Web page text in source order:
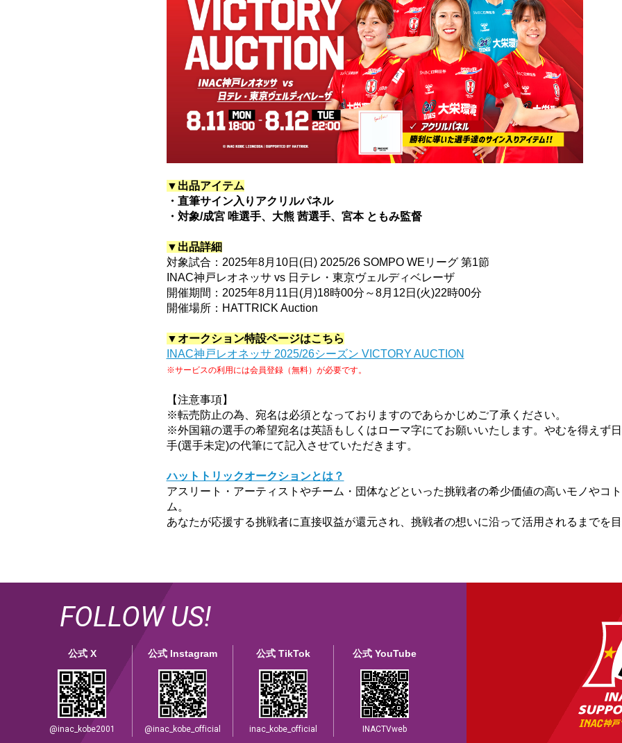
▼出品アイテム
・直筆サイン入りアクリルパネル
・対象/成宮 唯選手、大熊 茜選手、宮本 ともみ監督
▼出品詳細
対象試合：2025年8月10日(日) 2025/26 SOMPO WEリーグ 第1節
INAC神戸レオネッサ vs 日テレ・東京ヴェルディベレーザ
開催期間：2025年8月11日(月)18時00分～8月12日(火)22時00分
開催場所：HATTRICK Auction
▼オークション特設ページはこちら
INAC神戸レオネッサ 2025/26シーズン VICTORY AUCTION
※サービスの利用には会員登録（無料）が必要です。
【注意事項】
※転売防止の為、宛名は必須となっておりますのであらかじめご了承ください。
※外国籍の選手の希望宛名は英語もしくはローマ字にてお願いいたします。やむを得えず
手(選手未定)の代筆にて記入させていただきます。
ハットトリックオークションとは？
アスリート・アーティストやチーム・団体などといった挑戦者の希少価値の高いモノやコ
ム。
あなたが応援する挑戦者に直接収益が還元され、挑戦者の想いに沿って活用されるまでを目
FOLLOW US!
公式 X
@inac_kobe2001
公式 Instagram
@inac_kobe_official
公式 TikTok
inac_kobe_official
公式 YouTube
INACTVweb